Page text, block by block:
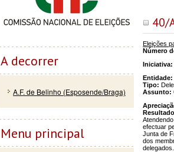
40/
Eleições
Número
Iniciativa:
Entidade:
Tipo:
Assunto:
efectuar
Junta de
dos
delegados.
A decorrer
A.F. de Belinho (Esposende/Braga)
Menu principal